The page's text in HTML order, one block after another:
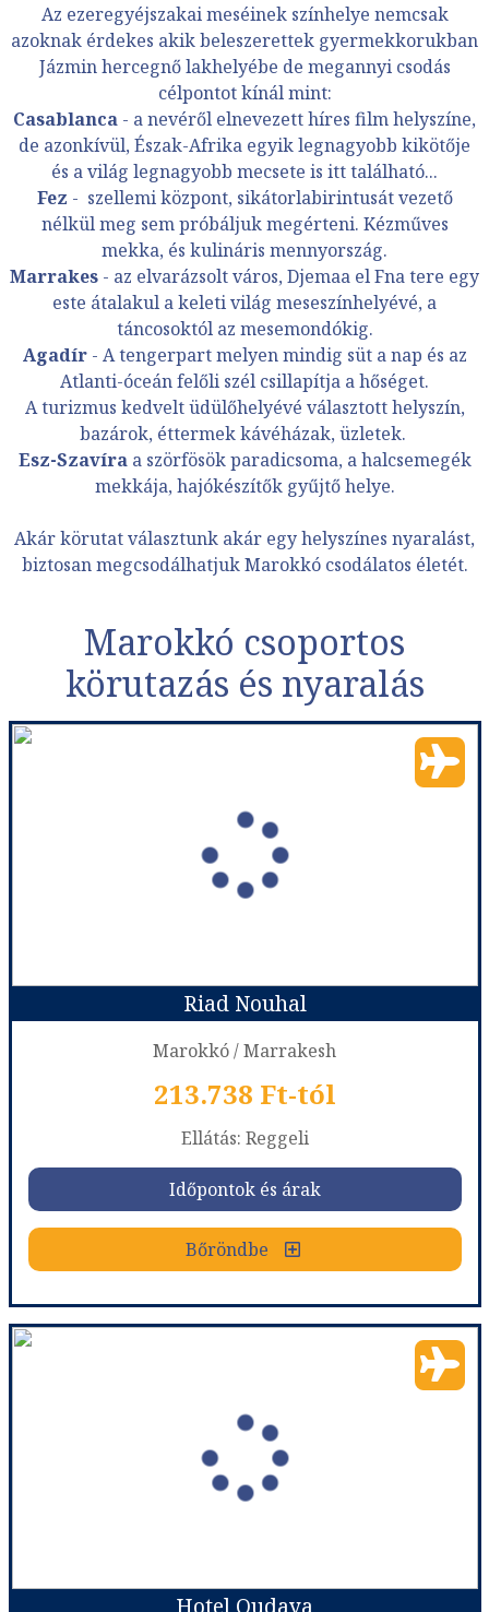
Az ezeregyéjszakai meséinek színhelye nemcsak
azoknak érdekes akik beleszerettek gyermekkorukban
Jázmin hercegnő lakhelyébe de megannyi csodás
célpontot kínál mint:
Casablanca - a nevéről elnevezett híres film helyszíne,
de azonkívül, Észak-Afrika egyik legnagyobb kikötője
és a világ legnagyobb mecsete is itt található...
Fez - szellemi központ, sikátorlabirintusát vezető
nélkül meg sem próbáljuk megérteni. Kézműves
mekka, és kulináris mennyország.
Marrakes - az elvarázsolt város, Djemaa el Fna tere egy
este átalakul a keleti világ meseszínhelyévé, a
táncosoktól az mesemondókig.
Agadír- A tengerpart melyen mindig süt a nap és az
Atlanti-óceán felőli szél csillapítja a hőséget.
A turizmus kedvelt üdülőhelyévé választott helyszín,
bazárok, éttermek kávéházak, üzletek.
Esz-Szavíraa szörfösök paradicsoma, a halcsemegék
mekkája, hajókészítők gyűjtő helye.
Akár körutat választunk akár egy helyszínes nyaralást,
biztosan megcsodálhatjuk Marokkó csodálatos életét.
Marokkó csoportos
körutazás és nyaralás
Riad Nouhal
Marokkó / Marrakesh
213.738 Ft-tól
Ellátás: Reggeli
Időpontok és árak
Bőröndbe
Riad Nouhal
Marokkó
Marrakesh
Utazás módja: Repülővel
Ellátás: Reggeli
Szálláskategória:Hotel ***
Szoba Kétszemélyes